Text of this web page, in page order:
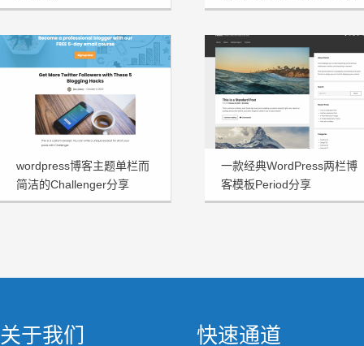
wordpress博客主题单栏而
简洁的Challenger分享
一款经典WordPress两栏博
客模板Period分享
关于我们 快速通道